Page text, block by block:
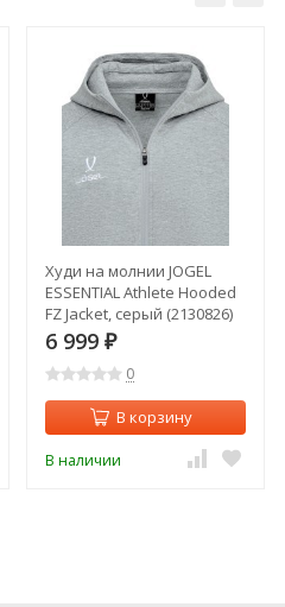
Худи на молнии JOGEL
ESSENTIAL Athlete Hooded
FZ Jacket, серый (2130826)
6 999 ₽
0
В корзину
В наличии